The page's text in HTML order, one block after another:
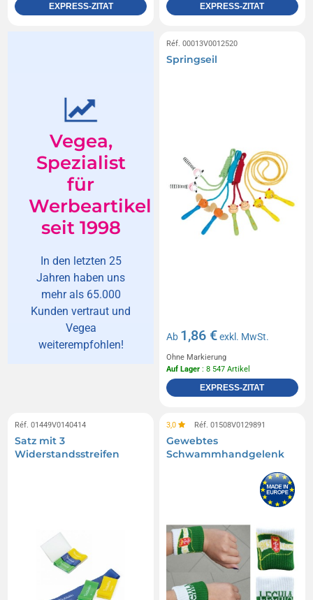
EXPRESS-ZITAT EXPRESS-ZITAT
Vegea,
Spezialist
für
Werbeartikel
seit 1998
In den letzten 25
Jahren haben uns
mehr als 65.000
Kunden vertraut und
Vegea
weiterempfohlen!
Réf. 00013V0012520
Springseil
Ab 1,86 €exkl. MwSt.
Ohne Markierung
Auf Lager : 8 547 Artikel
EXPRESS-ZITAT
Réf. 01449V0140414
Satz mit 3
Widerstandsstreifen
3,0 Réf. 01508V0129891
Gewebtes
Schwammhandgelenk